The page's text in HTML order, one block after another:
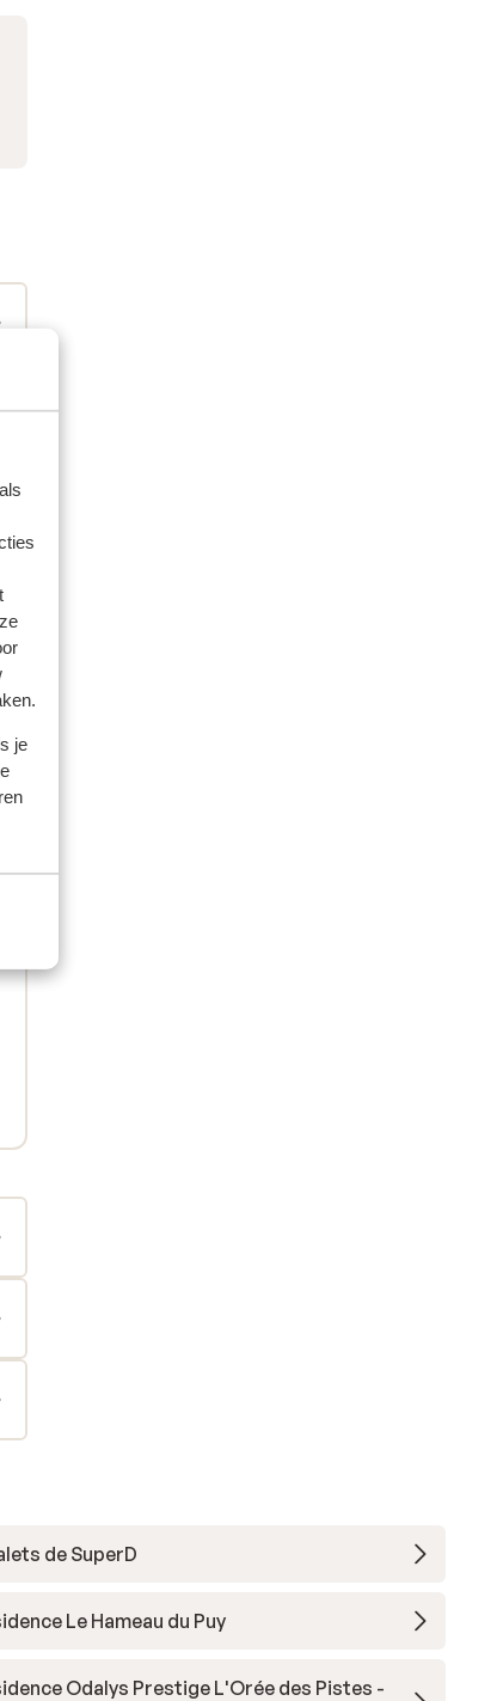
je
de SuperD
Le Hameau du Puy
Odalys Prestige L'Orée des Pistes -